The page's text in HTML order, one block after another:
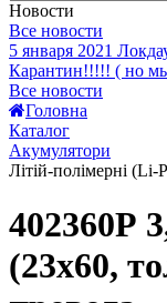
Новости
Все новости
5 января 2021
Карантин!!!!! ( но
Все новости
Головна
Каталог
Акумулятори
Літій-полімерні (Li-
402360Р
(23x60,